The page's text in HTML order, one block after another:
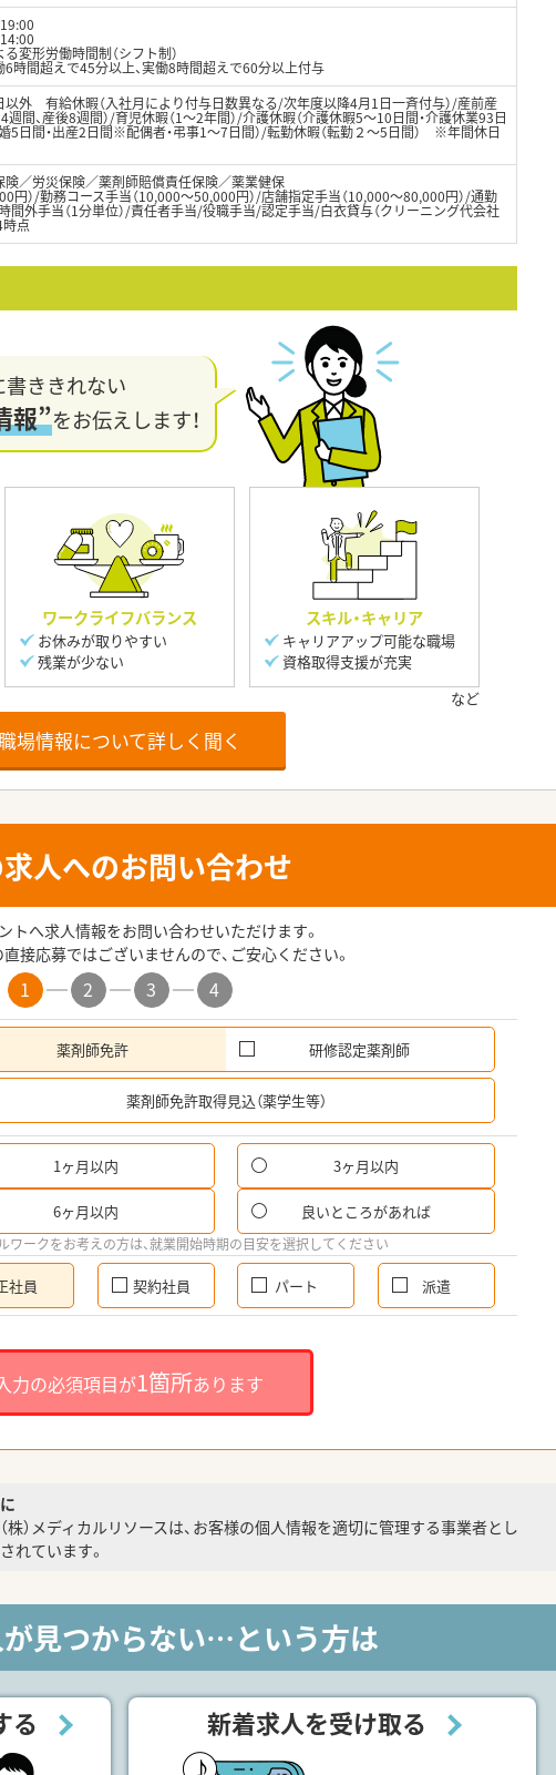
変形労働時間制（シフト制）
時間超えで45分以上、実働8時間超えで60分以上付与
以外 有給休暇（入社月により付与日数異なる/次年度以降4月1日一斉付与）/産前産
週間、産後8週間）/育児休暇（1～2年間）/介護休暇（介護休暇5～10日間・介護休業93日
婚5日間・出産2日間※配偶者・弔事1～7日間）/転勤休暇（転勤２～5日間） ※年間休日
険／労災保険／薬剤師賠償責任保険／薬業健保
円）/勤務コース手当（10,000～50,000円）/店舗指定手当（10,000～80,000円）/通勤
間外手当（1分単位）/責任者手当/役職手当/認定手当/白衣貸与（クリーニング代会社
点
書ききれない
報”をお伝えします！
ワークライフバランス
お休みが取りやすい
残業が少ない
スキル・キャリア
キャリアアップ可能な職場
資格取得支援が充実
場情報について詳しく聞く
人へのお問い合わせ
トへ求人情報をお問い合わせいただけます。
接応募ではございませんので、ご安心ください。
1 2 3 4
薬剤師免許 研修認定薬剤師
薬剤師免許取得見込（薬学生等）
1ヶ月以内 3ヶ月以内
6ヶ月以内 良いところがあれば
ワークをお考えの方は、就業開始時期の目安を選択してください
社員 契約社員 パート 派遣
力の必須項目が1箇所あります
株）メディカルリソースは、お客様の個人情報を適切に管理する事業者とし
れています。
見つからない…という方は
る 新着求人を受け取る